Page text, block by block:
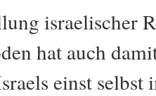
israelischer
hat auch
einst selbst